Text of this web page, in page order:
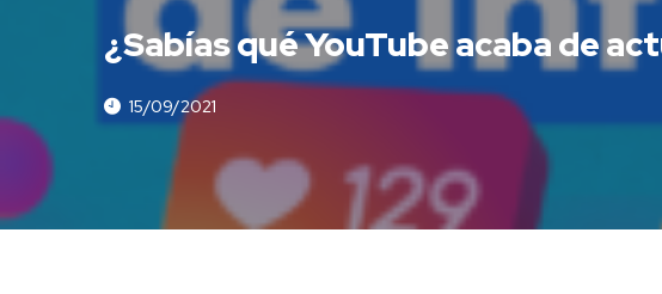
¿Sabías qué YouTube acaba de
15/09/2021